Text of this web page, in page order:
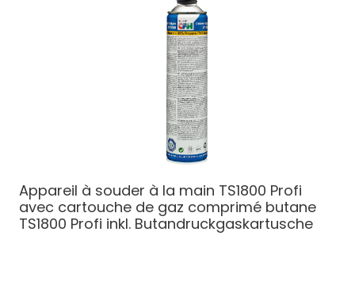
Appareil à souder à la main TS1800 Profi
avec cartouche de gaz comprimé butane
TS1800 Profi inkl. Butandruckgaskartusche